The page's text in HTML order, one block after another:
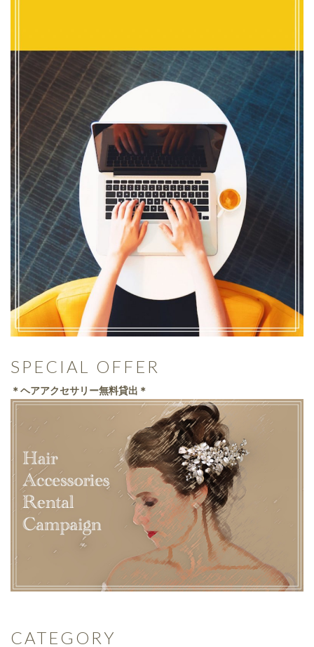
SPECIAL OFFER
＊ヘアアクセサリー無料貸出＊
CATEGORY